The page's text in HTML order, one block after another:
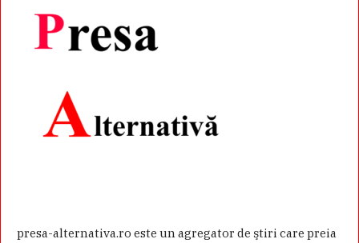
presa-alternativa.ro este un agregator de ştiri care preia